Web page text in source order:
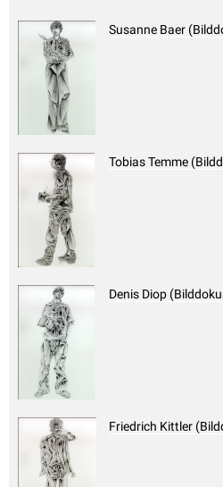
Susanne Baer
Tobias Temme
Denis Diop
Friedrich Kittler